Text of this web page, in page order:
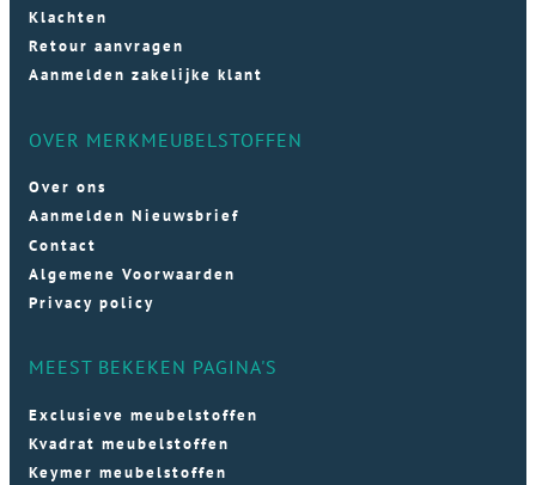
Klachten
Retour aanvragen
Aanmelden zakelijke klant
OVER MERKMEUBELSTOFFEN
Over ons
Aanmelden Nieuwsbrief
Contact
Algemene Voorwaarden
Privacy policy
MEEST BEKEKEN PAGINA'S
Exclusieve meubelstoffen
Kvadrat meubelstoffen
Keymer meubelstoffen